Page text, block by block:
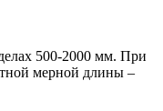
500-2000 мм. При
мерной длины –